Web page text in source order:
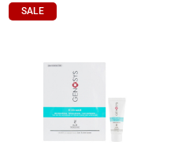
SALE